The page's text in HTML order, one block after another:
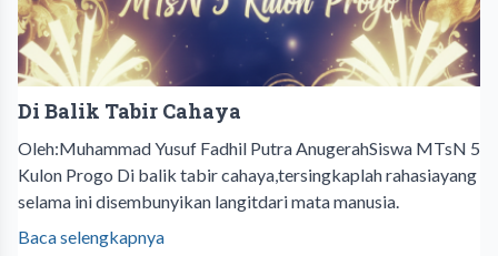
Di Balik Tabir Cahaya
Oleh:Muhammad Yusuf Fadhil Putra AnugerahSiswa MTsN 5
Kulon Progo Di balik tabir cahaya,tersingkaplah rahasiayang
selama ini disembunyikan langitdari mata manusia.
Baca selengkapnya